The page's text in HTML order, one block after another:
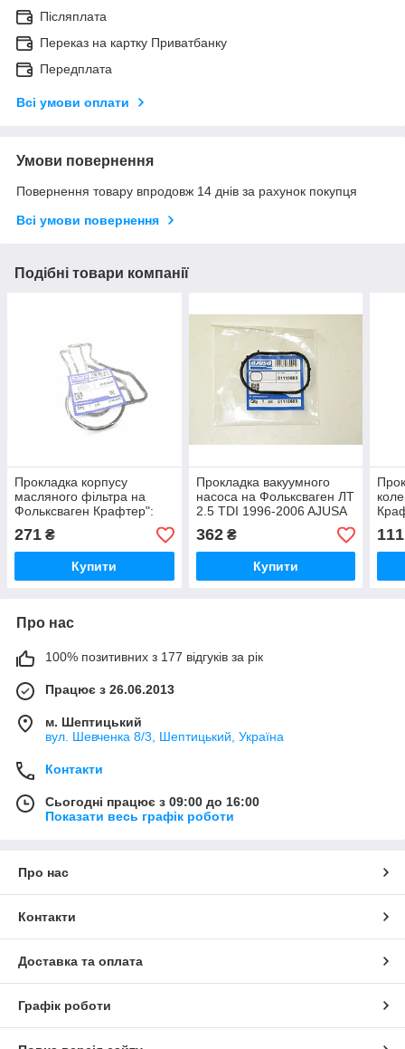
Післяплата
Переказ на картку Приватбанку
Передплата
Всі умови оплати
Умови повернення
Повернення товару впродовж 14 днів за рахунок покупця
Всі умови повернення
Подібні товари компанії
Прокладка корпусу
масляного фільтра на
Фольксваген Крафтер":
2.5 TDI 2006-> AJUSA
(Іспанія) 01453500
271 ₴
Купити
Прокладка вакуумного
насоса на Фольксваген ЛТ
2.5 TDI 1996-2006 AJUSA
(Іспанія) 01119600
362₴
Купити
111
Про нас
100% позитивних з 177 відгуків за рік
Працює з 26.06.2013
м. Шептицький
вул. Шевченка 8/3, Шептицький, Україна
Контакти
Сьогодні працює з 09:00 до 16:00
Показати весь графік роботи
Про нас
Контакти
Доставка та оплата
Графік роботи